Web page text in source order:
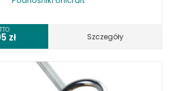
zł Szczegóły